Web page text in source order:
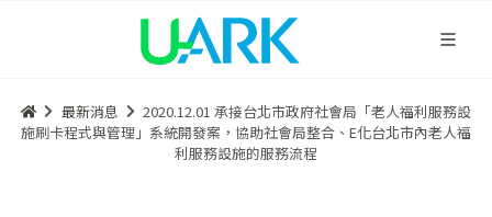
最新消息
2020.12.01 承接台北市政府社會局「老人福利服務設
施刷卡程式與管理」系統開發案，協助社會局整合、E化台北市內老人福
利服務設施的服務流程